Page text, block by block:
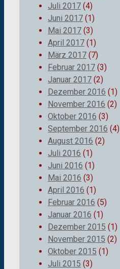
Juli 2017 (4)
Juni 2017 (1)
Mai 2017 (3)
April 2017 (1)
März 2017 (7)
Februar 2017 (3)
Januar 2017 (2)
Dezember 2016 (1)
November 2016 (2)
Oktober 2016 (3)
September 2016 (4)
August 2016 (2)
Juli 2016 (1)
Juni 2016 (1)
Mai 2016 (3)
April 2016 (1)
Februar 2016 (5)
Januar 2016 (1)
Dezember 2015 (1)
November 2015 (2)
Oktober 2015 (1)
Juli 2015 (3)